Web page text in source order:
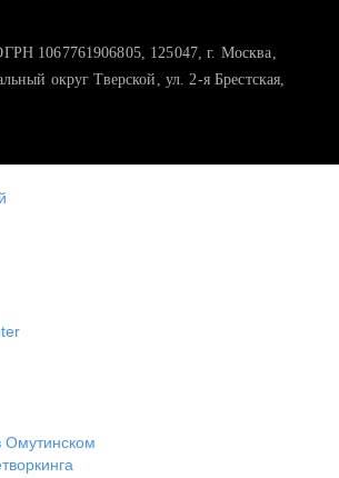
1067761906805, 125047, г. Москва,
округ Тверской, ул. 2-я Брестская,
Омутинском